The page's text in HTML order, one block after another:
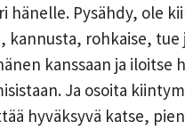
hänelle. Pysähdy, ole
kannusta, rohkaise, tue
kanssaan ja iloitse
Ja osoita
hyväksyvä katse,